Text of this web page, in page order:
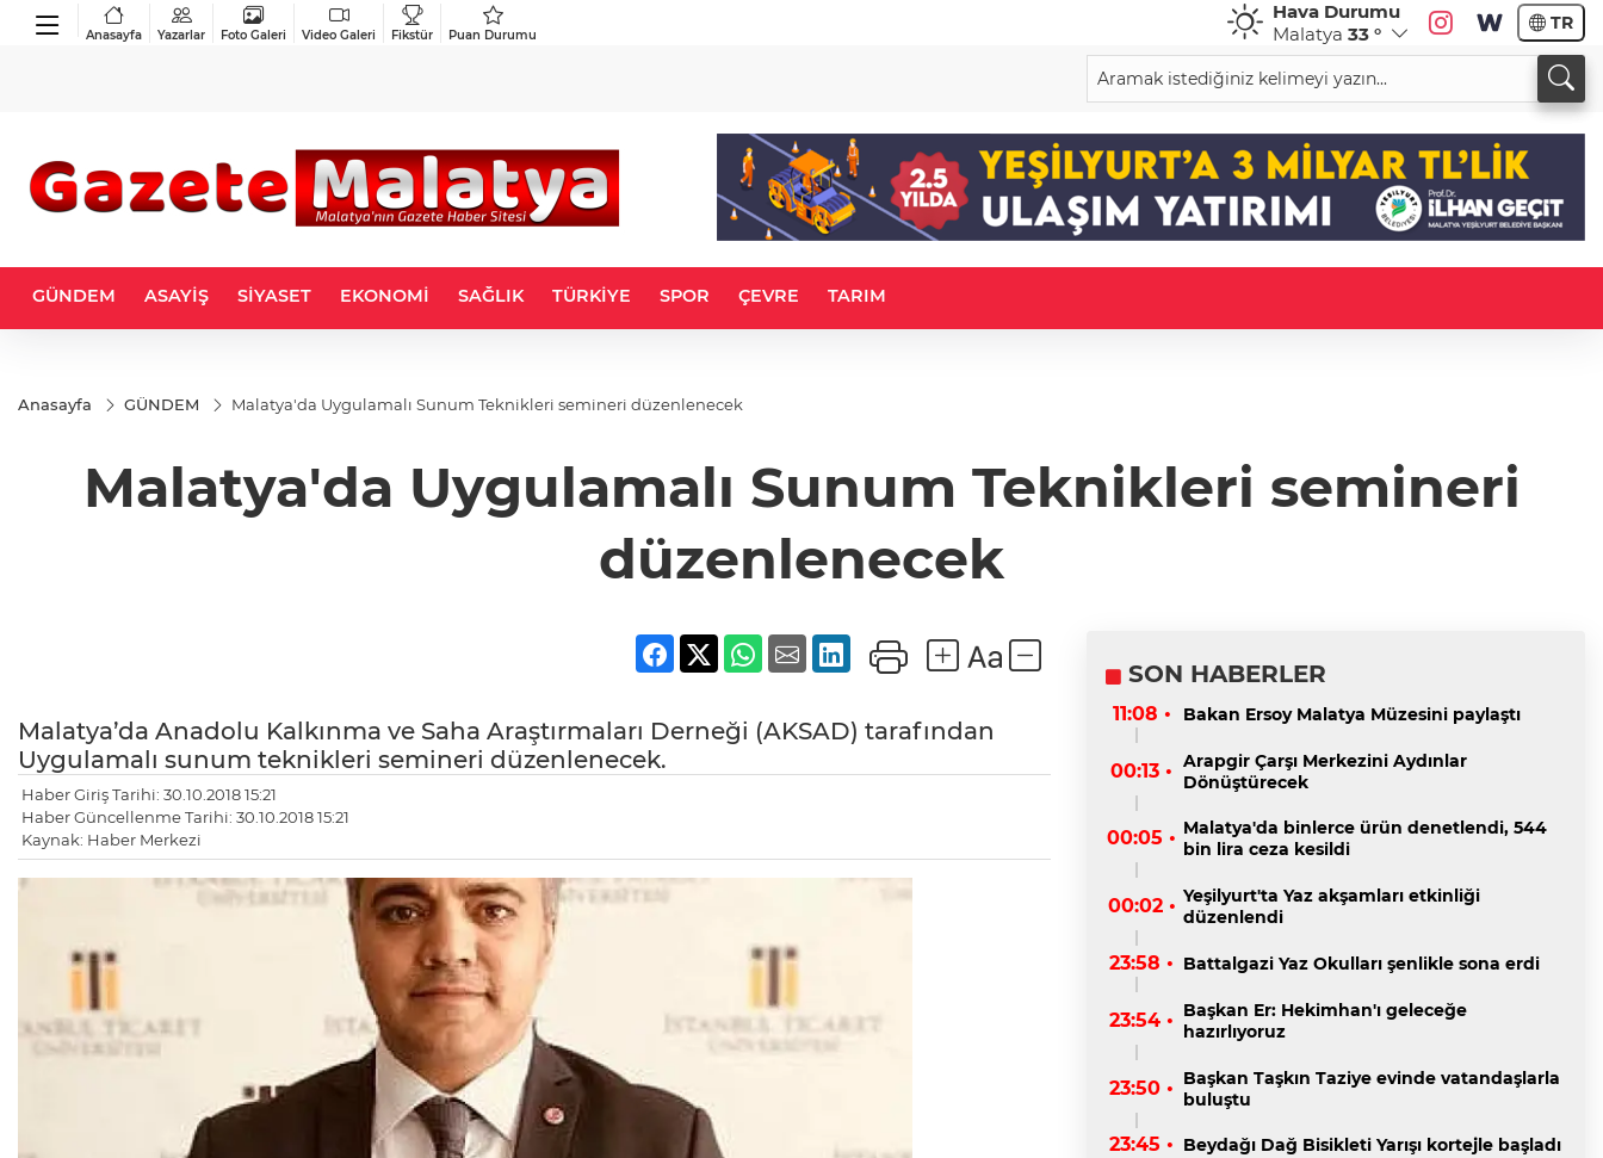
Anasayfa Yazarlar Foto Galeri Video Galeri Fikstür Puan Durumu
Hava Durumu
Malatya 33 ° TR
GÜNDEM ASAYİŞ SİYASET EKONOMİ SAĞLIK TÜRKİYE SPOR ÇEVRE TARIM
Anasayfa GÜNDEM Malatya'da Uygulamalı Sunum Teknikleri semineri düzenlenecek
Malatya'da Uygulamalı Sunum Teknikleri semineri
düzenlenecek
Malatya’da Anadolu Kalkınma ve Saha Araştırmaları Derneği (AKSAD) tarafından
Uygulamalı sunum teknikleri semineri düzenlenecek.
Haber Giriş Tarihi: 30.10.2018 15:21
Haber Güncellenme Tarihi: 30.10.2018 15:21
Kaynak: Haber Merkezi
SON HABERLER
11:08 • Bakan Ersoy Malatya Müzesini paylaştı
00:13 • Arapgir Çarşı Merkezini Aydınlar
Dönüştürecek
00:05 • Malatya'da binlerce ürün denetlendi, 544
bin lira ceza kesildi
00:02 • Yeşilyurt'ta Yaz akşamları etkinliği
düzenlendi
23:58 • Battalgazi Yaz Okulları şenlikle sona erdi
23:54 • Başkan Er: Hekimhan'ı geleceğe
hazırlıyoruz
23:50 • Başkan Taşkın Taziye evinde vatandaşlarla
buluştu
23:45 • Beydağı Dağ Bisikleti Yarışı kortejle başladı